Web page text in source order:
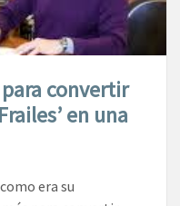
convertir
en una
era su